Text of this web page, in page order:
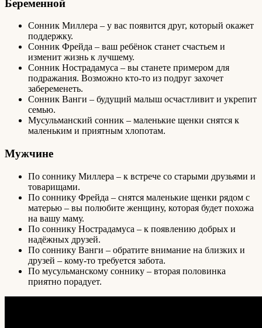
Беременной
Сонник Миллера – у вас появится друг, который окажет
поддержку.
Сонник Фрейда – ваш ребёнок станет счастьем и
изменит жизнь к лучшему.
Сонник Нострадамуса – вы станете примером для
подражания. Возможно кто-то из подруг захочет
забеременеть.
Сонник Ванги – будущий малыш осчастливит и укрепит
семью.
Мусульманский сонник – маленькие щенки снятся к
маленьким и приятным хлопотам.
Мужчине
По соннику Миллера – к встрече со старыми друзьями и
товарищами.
По соннику Фрейда – снятся маленькие щенки рядом с
матерью – вы полюбите женщину, которая будет похожа
на вашу маму.
По соннику Нострадамуса – к появлению добрых и
надёжных друзей.
По соннику Ванги – обратите внимание на близких и
друзей – кому-то требуется забота.
По мусульманскому соннику – вторая половинка
приятно порадует.